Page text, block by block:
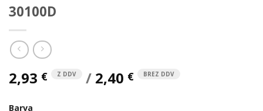
30100D
2,93 € Z DDV / 2,40 € BREZ DDV
Barva